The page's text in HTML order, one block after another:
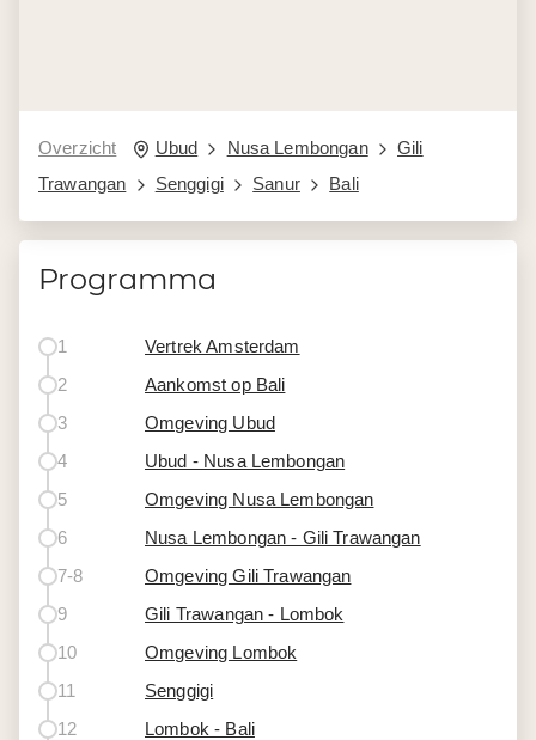
Overzicht Ubud Nusa Lembongan
Gili
Trawangan
Senggigi Sanur Bali
Programma
1
Vertrek Amsterdam
2
Aankomst op Bali
3
Omgeving Ubud
4
Ubud - Nusa Lembongan
5
Omgeving Nusa Lembongan
6
Nusa Lembongan - Gili Trawangan
7-8
Omgeving Gili Trawangan
9
Gili Trawangan - Lombok
10
Omgeving Lombok
11
Senggigi
12
Lombok - Bali